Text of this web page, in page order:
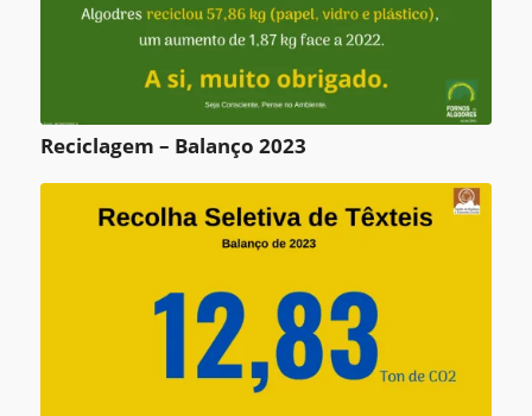
Reciclagem – Balanço 2023